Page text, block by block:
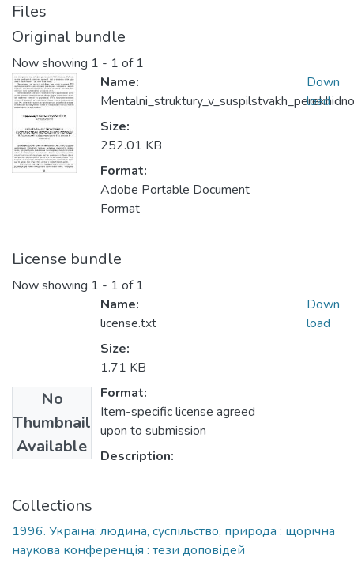
Files
Original bundle
Now showing 1 - 1 of 1
Name:
Size:
252.01 KB
Format:
Adobe Portable Document
Format
Down
load
License bundle
Now showing 1 - 1 of 1
No
Thumbnail
Available
Name:
license.txt
Size:
1.71 KB
Format:
Item-specific license agreed
upon to submission
Description:
Down
load
Collections
1996. Україна: людина, суспільство, природа : щорічна
наукова конференція : тези доповідей